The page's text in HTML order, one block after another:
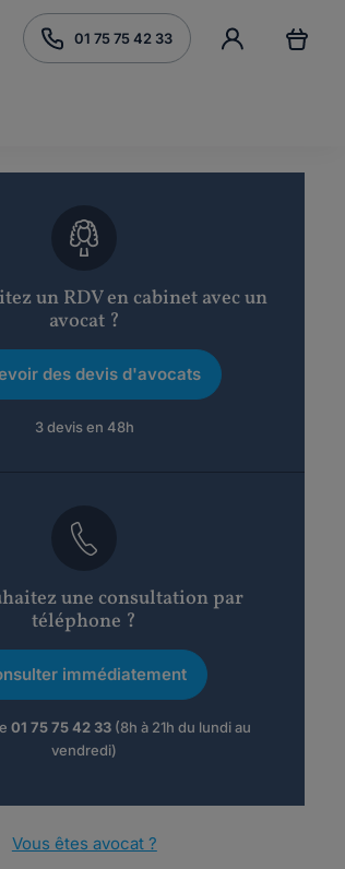
01 75 75 42 33
un RDV en cabinet avec un
avocat ?
des devis d'avocats
3 devis en 48h
une consultation par
téléphone ?
immédiatement
01 75 75 42 33(8h à 21h du lundi au
vendredi)
Vous êtes avocat ?